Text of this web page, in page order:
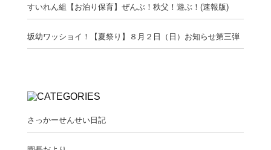
すいれん組【お泊り保育】ぜんぶ！秩父！遊ぶ！(速報版)
坂幼ワッショイ！【夏祭り】８月２日（日）お知らせ第三弾
さっかーせんせい日記